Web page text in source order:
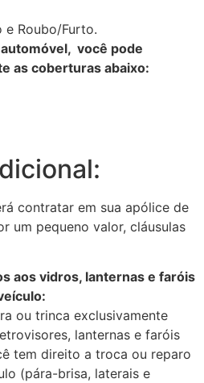
e Roubo/Furto.
você pode
as coberturas abaixo:
contratar em sua apólice de
um pequeno valor, cláusulas
aos vidros, lanternas e faróis
ou trinca exclusivamente
lanternas e faróis
tem direito a troca ou reparo
(pára-brisa, laterais e